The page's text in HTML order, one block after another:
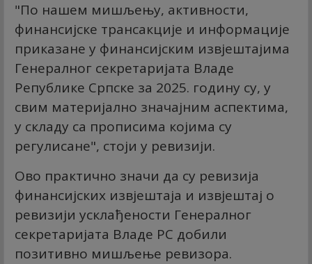
"По нашем мишљењу, активности,
финансијске трансакције и информације
приказане у финансијским извјештајима
Генералног секретаријата Владе
Републике Српске за 2025. годину су, у
свим материјално значајним аспектима,
у складу са прописима којима су
регулисане", стоји у ревизији.
Ово практично значи да су ревизија
финансијских извјештаја и извјештај о
ревизији усклађености Генералног
секретаријата Владе РС добили
позитивно мишљење ревизора.